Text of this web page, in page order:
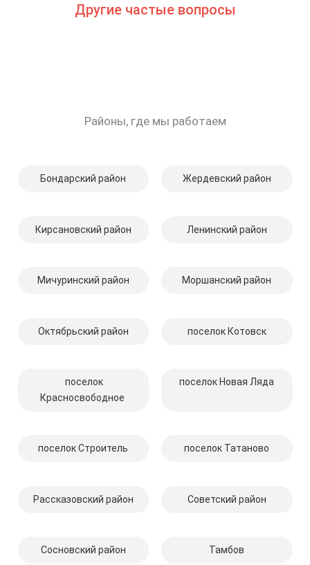
Другие частые вопросы
Районы, где мы работаем
Бондарский район Жердевский район
Кирсановский район Ленинский район
Мичуринский район Моршанский район
Октябрьский район поселок Котовск
поселок
Красносвободное
поселок Новая Ляда
поселок Строитель поселок Татаново
Рассказовский район Советский район
Сосновский район Тамбов